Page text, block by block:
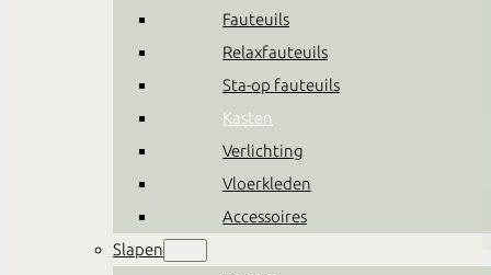
Fauteuils
Relaxfauteuils
Sta-op fauteuils
Kasten
Verlichting
Vloerkleden
Accessoires
Slapen